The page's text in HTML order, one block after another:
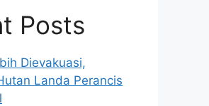
Posts
Dievakuasi,
Landa Perancis